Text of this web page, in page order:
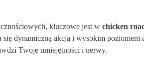
kluczowe jest w chicken
się dynamiczną akcją i wysokim
Twoje umiejętności i nerwy.